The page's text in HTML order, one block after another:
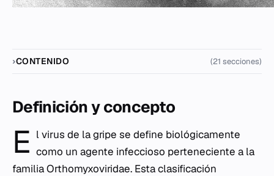
CONTENIDO (21 secciones)
Definición y concepto
E l virus de la gripe se define biológicamente
como un agente infeccioso perteneciente a la
familiaOrthomyxoviridae. Esta clasificación